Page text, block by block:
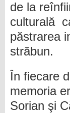
de la
culturală
păstrarea
străbun.
În fiecare
memoria
Sorian şi